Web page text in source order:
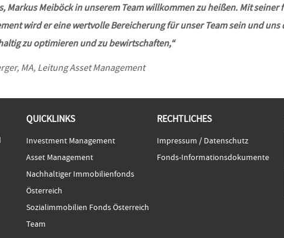
Markus Meiböck in unserem Team willkommen zu heißen. Mit
wird er eine wertvolle Bereicherung für unser Team sein und
zu optimieren und zu bewirtschaften,“
MA, Leitung Asset Management
QUICKLINKS
Investment Management
Asset Management
Nachhaltiger Immobilienfonds
Österreich
Sozialimmobilien Fonds Österreich
Team
RECHTLICHES
Impressum / Datenschutz
Fonds-Informationsdokumente